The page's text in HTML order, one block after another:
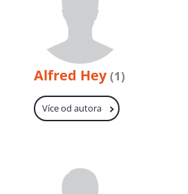
Alfred Hey (1)
Více od autora